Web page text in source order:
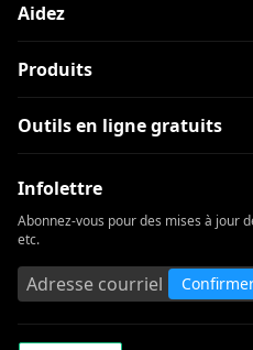
Aidez
Produits
Outils en ligne gratuits
Infolettre
Abonnez-vous pour des mises à jour
etc.